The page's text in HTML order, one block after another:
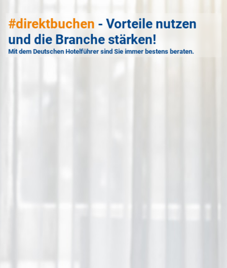
#direktbuchen - Vorteile nutzen
und die Branche stärken!
Mit dem Deutschen Hotelführer sind Sie immer bestens beraten.